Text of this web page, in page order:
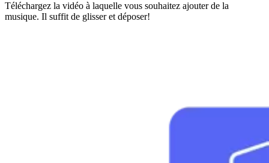
Téléchargez la vidéo à laquelle vous souhaitez ajouter de la
musique. Il suffit de glisser et déposer!